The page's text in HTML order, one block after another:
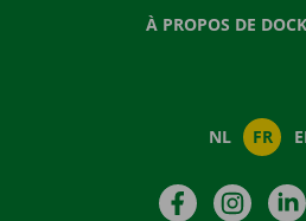
À PROPOS DE
NL FR
Facebook